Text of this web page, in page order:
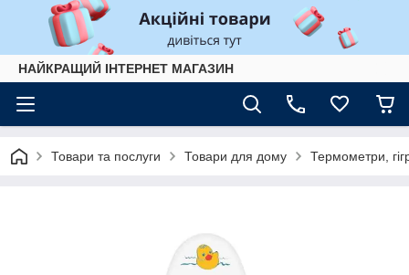
НАЙКРАЩИЙ ІНТЕРНЕТ МАГАЗИН
Товари та послуги Товари для дому Термометри,